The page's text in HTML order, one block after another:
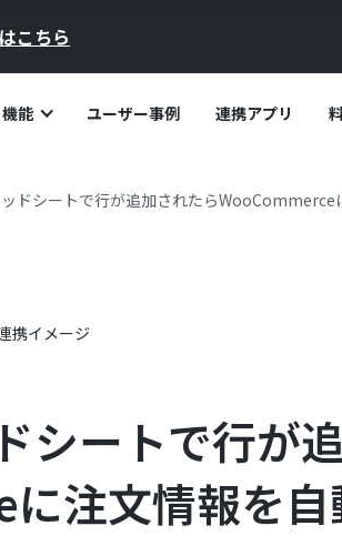
こちら
機能 ユーザー事例 連携アプリ
ドシートで行が追加されたらWooCommerce
シートで行が
注文情報を